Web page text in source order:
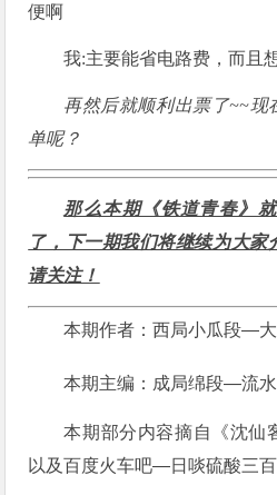
便啊
我:主要能省电路费，而且
再然后就顺利出票了~~现
单呢？
那么本期《铁道青春》
了，下一期我们将继续为大家
请关注！
本期作者：西局小瓜段—
本期主编：成局绵段—流水
本期部分内容摘自《沈仙
以及 百度火车吧—日啖硫酸三百